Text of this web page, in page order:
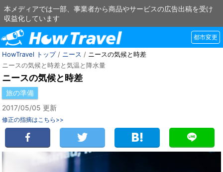
本メディアでは一部、事業者から商品やサービスの広告出稿を受け
収益化しています
都市変更
HowTravel トップ/ ニース / ニースの気候と時差
ニースの気候と時差と気温と降水量
ニースの気候と時差
旅の準備
2017/05/05 更新
修正の指摘はこちら>>